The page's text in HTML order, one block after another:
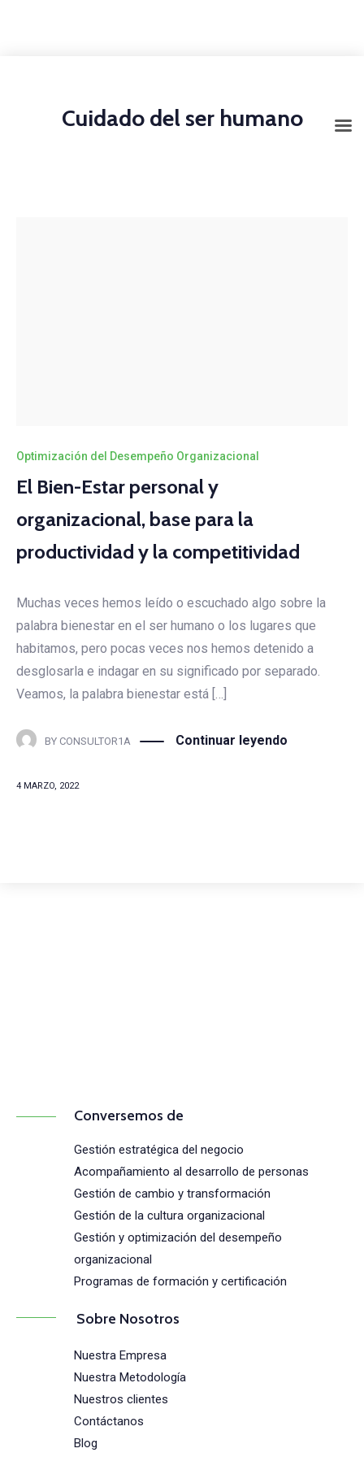
Cuidado del ser humano
Optimización del Desempeño Organizacional
El Bien-Estar personal y
organizacional, base para la
productividad y la competitividad
Muchas veces hemos leído o escuchado algo sobre la
palabra bienestar en el ser humano o los lugares que
habitamos, pero pocas veces nos hemos detenido a
desglosarla e indagar en su significado por separado.
Veamos, la palabra bienestar está […]
BY CONSULTOR1A Continuar leyendo
4 MARZO, 2022
Conversemos de
Gestión estratégica del negocio
Acompañamiento al desarrollo de personas
Gestión de cambio y transformación
Gestión de la cultura organizacional
Gestión y optimización del desempeño
organizacional
Programas de formación y certificación
Sobre Nosotros
Nuestra Empresa
Nuestra Metodología
Nuestros clientes
Contáctanos
Blog